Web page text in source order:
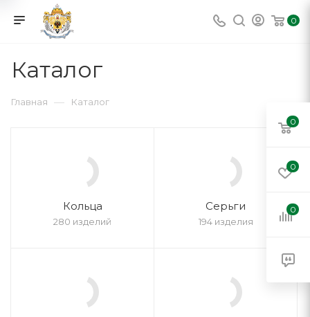
0
Каталог
Главная — Каталог
Кольца
280 изделий
Серьги
194 изделия
0
0
0